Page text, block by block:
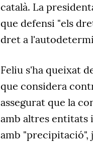
català. La
que defensi "els
dret a
Feliu s'ha queixat
que considera
assegurat que la
amb altres entitats
amb "precipitació",